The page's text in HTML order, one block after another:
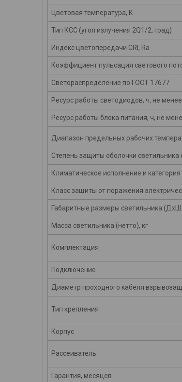
Цветовая температура, К
Тип КСС (угол излучения 2Q1/2, град)
Индекс цветопередачи CRI , Ra
Коэффициент пульсация светового
Светораспределение по ГОСТ 17677
Ресурс работы светодиодов, ч, не менее
Ресурс работы блока питания, ч, не
Диапазон предельных рабочих
Степень защиты оболочки
Климатическое исполнение и
Класс защиты от поражения
Габаритные размеры светильника
Масса светильника (нетто), кг
Комплектация
Подключение
Диаметр проходного кабеля
Тип крепления
Корпус
Рассеиватель
Гарантия, месяцев